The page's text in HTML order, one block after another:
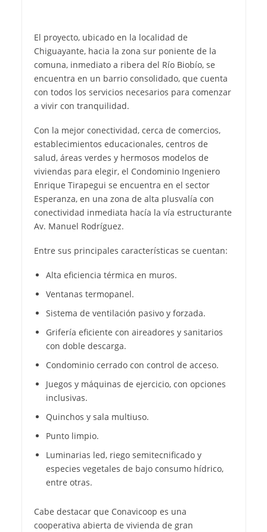
El proyecto, ubicado en la localidad de
Chiguayante, hacia la zona sur poniente de la
comuna, inmediato a ribera del Río Biobío, se
encuentra en un barrio consolidado, que cuenta
con todos los servicios necesarios para comenzar
a vivir con tranquilidad.
Con la mejor conectividad, cerca de comercios,
establecimientos educacionales, centros de
salud, áreas verdes y hermosos modelos de
viviendas para elegir, el Condominio Ingeniero
Enrique Tirapegui se encuentra en el sector
Esperanza, en una zona de alta plusvalía con
conectividad inmediata hacía la vía estructurante
Av. Manuel Rodríguez.
Entre sus principales características se cuentan:
Alta eficiencia térmica en muros.
Ventanas termopanel.
Sistema de ventilación pasivo y forzada.
Grifería eficiente con aireadores y sanitarios
con doble descarga.
Condominio cerrado con control de acceso.
Juegos y máquinas de ejercicio, con opciones
inclusivas.
Quinchos y sala multiuso.
Punto limpio.
Luminarias led, riego semitecnificado y
especies vegetales de bajo consumo hídrico,
entre otras.
Cabe destacar que Conavicoop es una
cooperativa abierta de vivienda de gran